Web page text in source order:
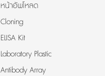
หน้าอัพโหลด
Cloning
ELISA Kit
Laboratory Plastic
Antibody Array